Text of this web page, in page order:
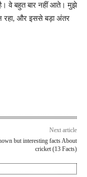
वे बहुत बार नहीं आते। मुझे
रहा, और इससे बड़ा अंतर
Next article
but interesting facts About
cricket (13 Facts)